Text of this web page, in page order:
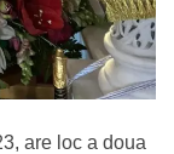
are loc a doua